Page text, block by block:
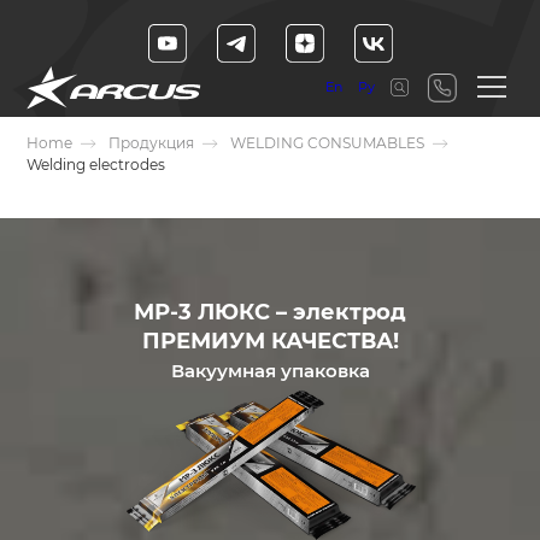
En Ру
Home Продукция
WELDING CONSUMABLES
Welding electrodes
МР-3 ЛЮКС – электрод
ПРЕМИУМ КАЧЕСТВА!
Вакуумная упаковка